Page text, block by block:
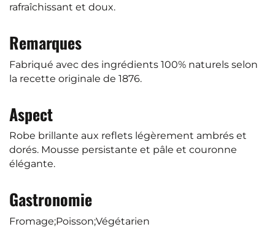
rafraîchissant et doux.
Remarques
Fabriqué avec des ingrédients 100% naturels selon
la recette originale de 1876.
Aspect
Robe brillante aux reflets légèrement ambrés et
dorés. Mousse persistante et pâle et couronne
élégante.
Gastronomie
Fromage;Poisson;Végétarien